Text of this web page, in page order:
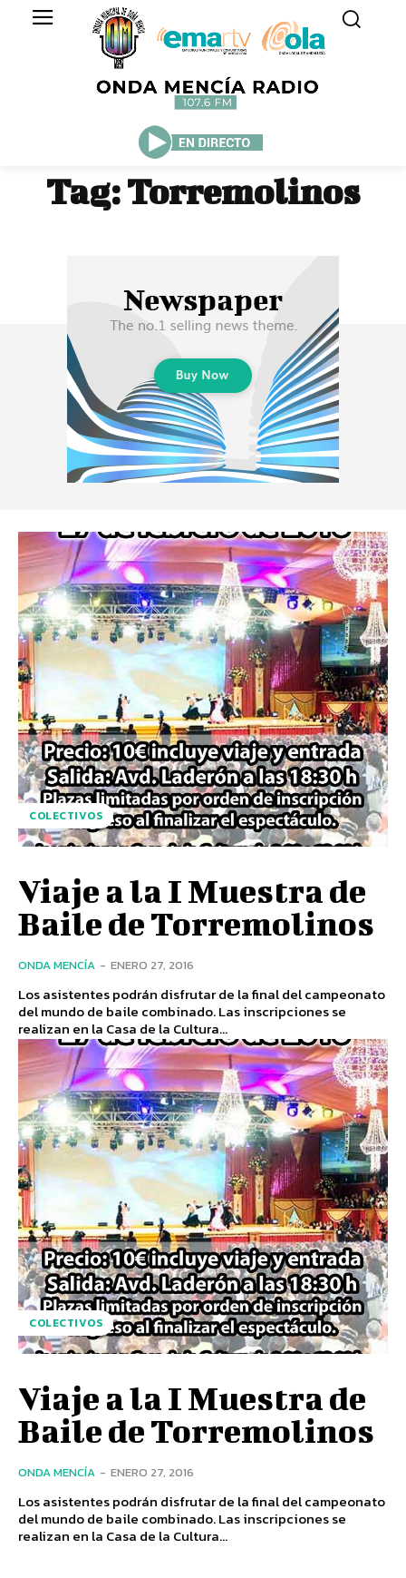
Tag:Torremolinos
COLECTIVOS
Viaje a la I Muestra de
Baile de Torremolinos
ONDA MENCÍA - ENERO 27, 2016
Los asistentes podrán disfrutar de la final del campeonato
del mundo de baile combinado. Las inscripciones se
realizan en la Casa de la Cultura...
COLECTIVOS
Viaje a la I Muestra de
Baile de Torremolinos
ONDA MENCÍA - ENERO 27, 2016
Los asistentes podrán disfrutar de la final del campeonato
del mundo de baile combinado. Las inscripciones se
realizan en la Casa de la Cultura...